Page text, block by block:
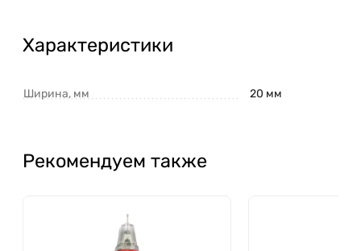
Характеристики
Ширина, мм 20 мм
Рекомендуем также